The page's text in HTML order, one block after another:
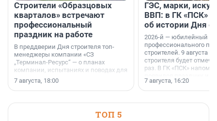
Строители «Образцовых
кварталов» встречают
профессиональный
праздник на работе
В преддверии Дня строителя топ-
менеджеры компании «СЗ
„Терминал-Ресурс“ — о планах
компании, испытаниях и поводах для
осторожного оптимизма.
7 августа, 18:00
ГЭС, марки,
ВВП: в ГК «ПСК»
об истории Дня
2026-й — юбилейный
профессионального
строителей. 9 августа
строителя будет
раз. В ГК «ПСК»
поменялась роль
7 августа, 16:20
ТОП 5